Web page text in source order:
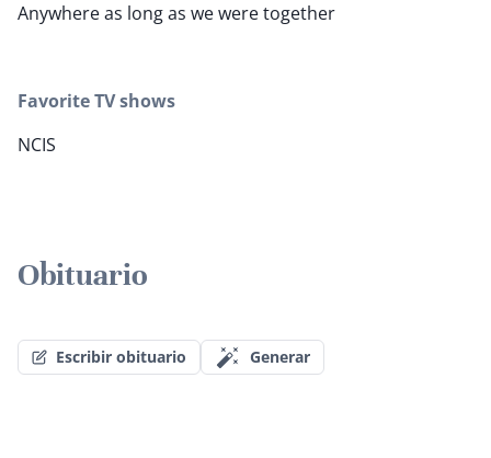
Anywhere as long as we were together
Favorite TV shows
NCIS
Obituario
Escribir obituario Generar